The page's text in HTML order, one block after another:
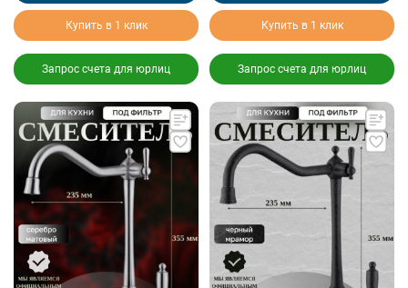
Купить в 1 клик
Запрос счета для юрлиц
Купить в 1 клик
Запрос счета для юрлиц